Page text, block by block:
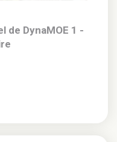
de DynaMOE 1 -